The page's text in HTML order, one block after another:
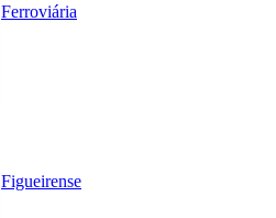
Ferroviária
Figueirense